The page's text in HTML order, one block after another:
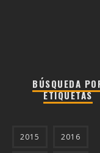
BÚSQUEDA
ETIQUETAS
2015 2016